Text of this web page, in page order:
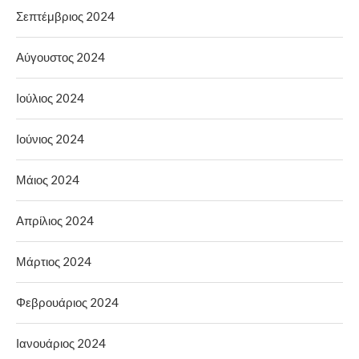
Σεπτέμβριος 2024
Αύγουστος 2024
Ιούλιος 2024
Ιούνιος 2024
Μάιος 2024
Απρίλιος 2024
Μάρτιος 2024
Φεβρουάριος 2024
Ιανουάριος 2024